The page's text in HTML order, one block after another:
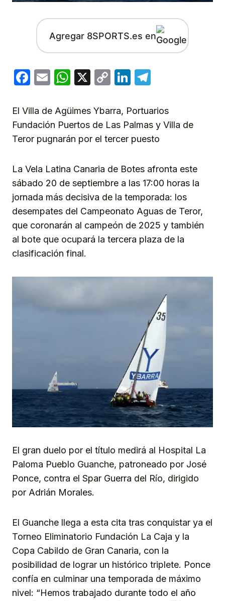
Agregar 8SPORTS.es en
Facebook
EmailWhatsApp
X
CopyLinkedIn
El Villa de Agüimes Ybarra, Portuarios
Fundación Puertos de Las Palmas y Villa de
Teror pugnarán por el tercer puesto
La Vela Latina Canaria de Botes afronta este
sábado 20 de septiembre a las 17:00 horas la
jornada más decisiva de la temporada: los
desempates del Campeonato Aguas de Teror,
que coronarán al campeón de 2025 y también
al bote que ocupará la tercera plaza de la
clasificación final.
El gran duelo por el título medirá al Hospital La
Paloma Pueblo Guanche, patroneado por José
Ponce, contra el Spar Guerra del Río, dirigido
por Adrián Morales.
El Guanche llega a esta cita tras conquistar ya el
Torneo Eliminatorio Fundación La Caja y la
Copa Cabildo de Gran Canaria, con la
posibilidad de lograr un histórico triplete. Ponce
confía en culminar una temporada de máximo
nivel: “Hemos trabajado durante todo el año